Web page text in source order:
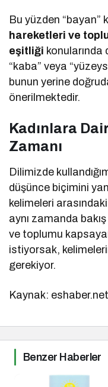
Bu yüzden “bayan”
hareketleri ve
eşitliği konularında
“kaba” veya
bunun yerine
önerilmektedir.
Kadınlara
Zamanı
Dilimizde
düşünce biçimini
kelimeleri
aynı zamanda bakış
ve toplumu
istiyorsak,
gerekiyor.
Kaynak:
Benzer Haberler